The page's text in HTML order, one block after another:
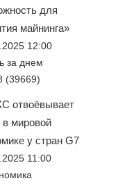
для
майнинга»
12:00
за днем
(39669)
отвоёвывает
мировой
у стран G7
11:00